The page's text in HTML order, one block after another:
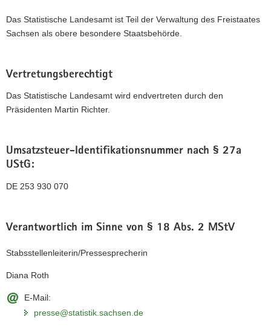
Das Statistische Landesamt ist Teil der Verwaltung des Freistaates
Sachsen als obere besondere Staatsbehörde.
Vertretungsberechtigt
Das Statistische Landesamt wird endvertreten durch den
Präsidenten Martin Richter.
Umsatzsteuer-Identifikationsnummer nach § 27a
UStG:
DE 253 930 070
Verantwortlich im Sinne von § 18 Abs. 2 MStV
Stabsstellenleiterin/Pressesprecherin
Diana Roth
E-Mail:
presse@statistik.sachsen.de